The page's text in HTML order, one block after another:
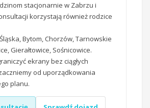
stacjonarnie w Zabrzu i
korzystają również rodzice
Bytom, Chorzów, Tarnowskie
Gierałtowice, Sośnicowice.
ekrany bez ciągłych
od uporządkowania
planu.